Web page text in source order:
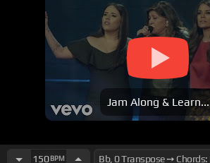
Jam Along & Learn...
150BPM